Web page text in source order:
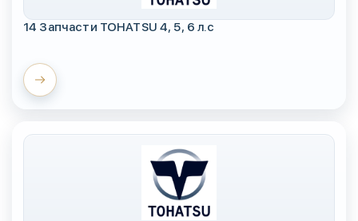
14 Запчасти TOHATSU 4, 5, 6 л.с